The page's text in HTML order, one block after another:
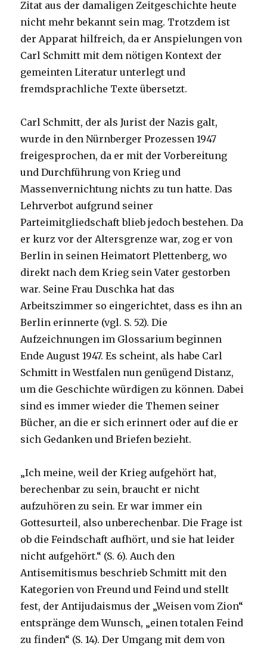
Zitat aus der damaligen Zeitgeschichte heute
nicht mehr bekannt sein mag. Trotzdem ist
der Apparat hilfreich, da er Anspielungen von
Carl Schmitt mit dem nötigen Kontext der
gemeinten Literatur unterlegt und
fremdsprachliche Texte übersetzt.
Carl Schmitt, der als Jurist der Nazis galt,
wurde in den Nürnberger Prozessen 1947
freigesprochen, da er mit der Vorbereitung
und Durchführung von Krieg und
Massenvernichtung nichts zu tun hatte. Das
Lehrverbot aufgrund seiner
Parteimitgliedschaft blieb jedoch bestehen. Da
er kurz vor der Altersgrenze war, zog er von
Berlin in seinen Heimatort Plettenberg, wo
direkt nach dem Krieg sein Vater gestorben
war. Seine Frau Duschka hat das
Arbeitszimmer so eingerichtet, dass es ihn an
Berlin erinnerte (vgl. S. 52). Die
Aufzeichnungen im Glossarium beginnen
Ende August 1947. Es scheint, als habe Carl
Schmitt in Westfalen nun genügend Distanz,
um die Geschichte würdigen zu können. Dabei
sind es immer wieder die Themen seiner
Bücher, an die er sich erinnert oder auf die er
sich Gedanken und Briefen bezieht.
„Ich meine, weil der Krieg aufgehört hat,
berechenbar zu sein, braucht er nicht
aufzuhören zu sein. Er war immer ein
Gottesurteil, also unberechenbar. Die Frage ist
ob die Feindschaft aufhört, und sie hat leider
nicht aufgehört.“ (S. 6). Auch den
Antisemitismus beschrieb Schmitt mit den
Kategorien von Freund und Feind und stellt
fest, der Antijudaismus der „Weisen vom Zion“
entspränge dem Wunsch, „einen totalen Feind
zu finden“ (S. 14). Der Umgang mit dem von